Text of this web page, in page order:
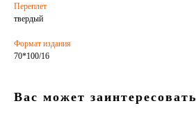
Переплет
твердый
Формат издания
70*100/16
Вас может заинтересовать